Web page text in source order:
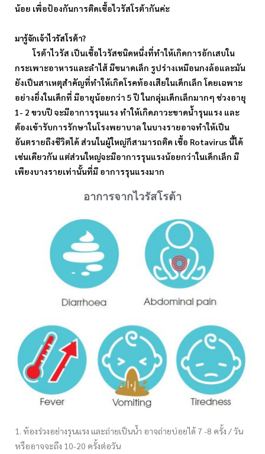
น้อย เพื่อป้องกันการติดเชื้อไวรัสโรต้ากันค่ะ
มารู้จักเจ้าไวรัสโรต้า?
โรต้าไวรัส เป็นเชื้อไวรัสชนิดหนึ่งที่ทำให้เกิดการอักเสบใน
กระเพาะอาหารและลำไส้ มีขนาดเล็ก รูปร่างเหมือนกงล้อและมัน
ยังเป็นสาเหตุสำคัญที่ทำให้เกิดโรคท้องเสียในเด็กเล็ก โดยเฉพาะ
อย่างยิ่งในเด็กที่ มีอายุน้อยกว่า 5 ปี ในกลุ่มเด็กเล็กมากๆ ช่วงอายุ
1- 2 ขวบปี จะมีอาการรุนแรง ทำให้เกิดภาวะขาดน้ำรุนแรง และ
ต้องเข้ารับการรักษาในโรงพยาบาล ในบางรายอาจทำให้เป็น
อันตรายถึงชีวิตได้ ส่วนในผู้ใหญ่ก็สามารถติด เชื้อ Rotavirus นี้ได้
เช่นเดียวกัน แต่ส่วนใหญ่จะมีอาการรุนแรงน้อยกว่าในเด็กเล็ก มี
เพียงบางรายเท่านั้นที่มี อาการรุนแรงมาก
อาการจากไวรัสโรต้า
1. ท้องร่วงอย่างรุนแรง และถ่ายเป็นน้ำ อาจถ่ายบ่อยได้ 7 -8 ครั้ง / วัน
หรืออาจจะถึง 10-20 ครั้งต่อวัน